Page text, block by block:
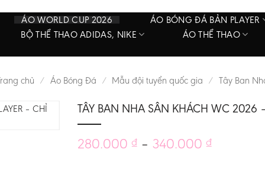
ÁO WORLD CUP 2026
ÁO BÓNG ĐÁ BẢN PLAYER
BỘ THỂ THAO ADIDAS, NIKE
ÁO THỂ THAO
chủ / Áo Bóng Đá / Mẫu đội tuyển quốc gia / Tây Ban
TÂY BAN NHA SÂN KHÁCH WC 2026
280.000 ₫ – 340.000 ₫Khoảng